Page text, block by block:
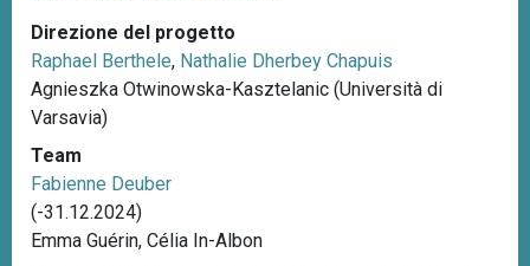
M
o
d
Direzione del progetto
Raphael Berthele, Nathalie Dherbey Chapuis
Agnieszka Otwinowska-Kasztelanic (Università di
Varsavia)
Team
Fabienne Deuber
(-31.12.2024)
Emma Guérin, Célia In-Albon